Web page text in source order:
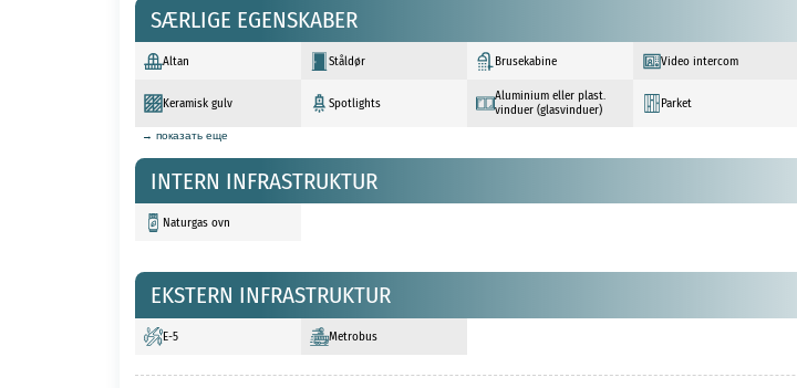
SÆRLIGE EGENSKABER
Altan Ståldør Brusekabine Video intercom
Keramisk gulv Spotlights
Aluminium eller plast.
vinduer (glasvinduer)
Parket
→ показать еще
INTERN INFRASTRUKTUR
Naturgas ovn
EKSTERN INFRASTRUKTUR
E-5 Metrobus